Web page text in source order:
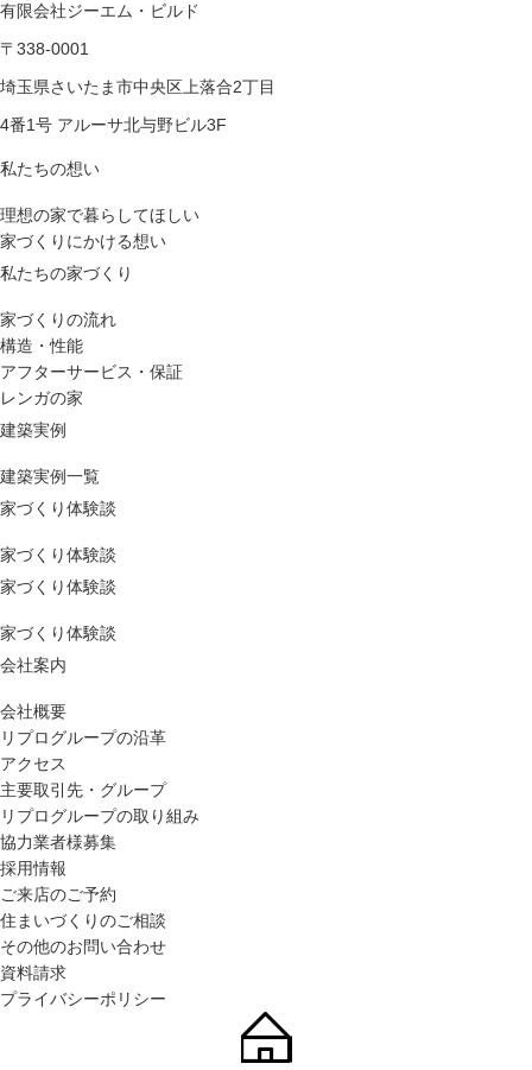
有限会社ジーエム・ビルド
〒338-0001
埼玉県さいたま市中央区上落合2丁目
4番1号 アルーサ北与野ビル3F
私たちの想い
理想の家で暮らしてほしい
家づくりにかける想い
私たちの家づくり
家づくりの流れ
構造・性能
アフターサービス・保証
レンガの家
建築実例
建築実例一覧
家づくり体験談
家づくり体験談
家づくり体験談
家づくり体験談
会社案内
会社概要
リプログループの沿革
アクセス
主要取引先・グループ
リプログループの取り組み
協力業者様募集
採用情報
ご来店のご予約
住まいづくりのご相談
その他のお問い合わせ
資料請求
プライバシーポリシー